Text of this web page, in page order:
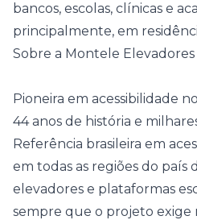
bancos, escolas, clínicas e
principalmente, em
Sobre a Montele Elevadores
Pioneira em acessibilidade
44 anos de história e
Referência brasileira em
em todas as regiões do país
elevadores e plataformas
sempre que o projeto